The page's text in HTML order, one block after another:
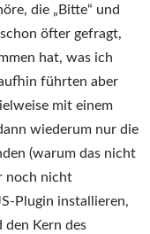
die „Bitte“ und
öfter gefragt,
hat, was ich
führten aber
mit einem
wiederum nur die
(warum das nicht
noch nicht
Plugin installieren,
den Kern des